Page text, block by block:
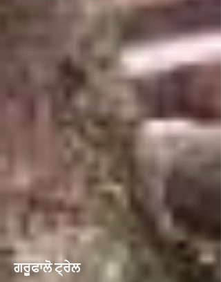
ਗਰੂਫਾਲੋ ਟ੍ਰੇਲ